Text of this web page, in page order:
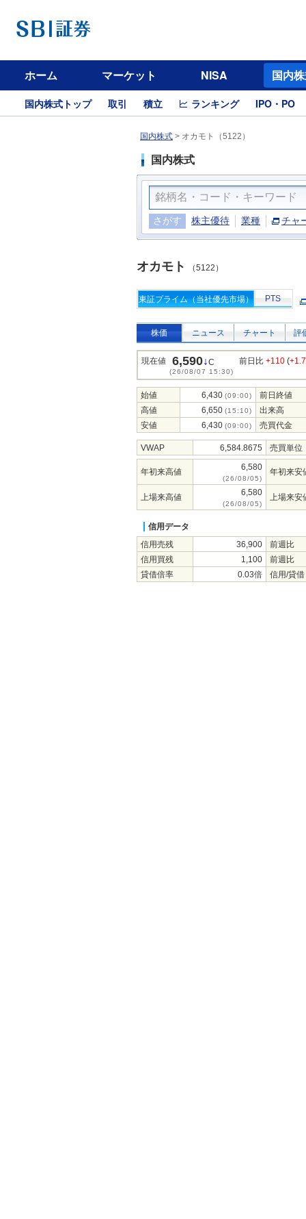
ホーム マーケット NISA 国内
国内株式トップ 取引 積立 ランキング IPO・PO
国内株式 > オカモト（5122）
国内株式
さがす 株主優待 業種 チャ
オカモト （5122）
東証プライム（当社優先市場） PTS
株価 ニュース チャート 評
現在値 6,590↓C
(26/08/07 15:30)
前日比 +110 (
始値 6,430 (09:00)
前日終値
高値
6,650 (15:10)
出来高
安値
6,430 (09:00) 売買代金
VWAP 6,584.8675 売買単位
年初来高値 6,580
(26/08/05)
年初来安
上場来高値 6,580
(26/08/05)
上場来安
信用データ
信用売残
36,900
前週比
信用買残
1,100
前週比
貸借倍率
0.03倍 信用/貸借